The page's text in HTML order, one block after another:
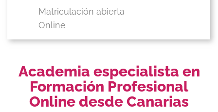
Matriculación abierta
Online
Academia especialista en
Formación Profesional
Online desde Canarias